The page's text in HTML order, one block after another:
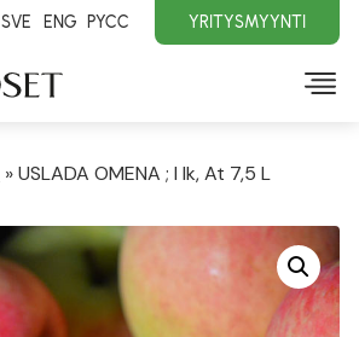
SVE ENG PYCC YRITYSMYYNTI
»USLADA OMENA ; I lk, At 7,5 L